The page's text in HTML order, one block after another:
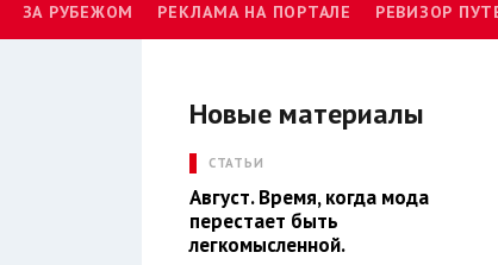
ЗА РУБЕЖОМ РЕКЛАМА НА ПОРТАЛЕ РЕВИЗОР
Новые материалы
СТАТЬИ
Август. Время, когда мода
перестает быть
легкомысленной.